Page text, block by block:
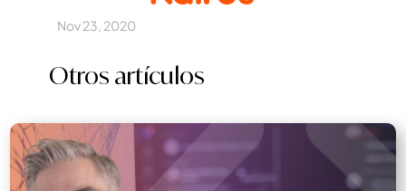
Nov 23, 2020
Otros artículos